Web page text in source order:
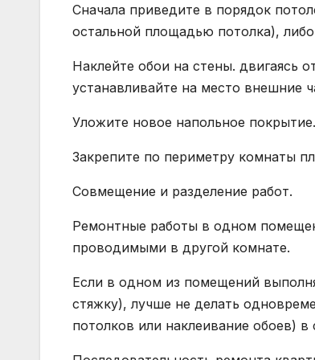
Сначала приведите в порядок
остальной площадью потолка),
Наклейте обои на стены. двигаясь
устанавливайте на место внешние
Уложите новое напольное покрытие.
Закрепите по периметру комнаты
Совмещение и разделение работ.
Ремонтные работы в одном
проводимыми в другой комнате.
Если в одном из помещений
стяжку), лучше не делать
потолков или наклеивание обоев) в